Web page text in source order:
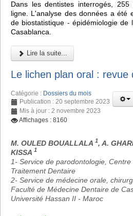
Dans les dentistes interrogés,
ligne. L'analyse des données a été
de biostatistique - épidémiologie de
Casablanca.
Lire la suite...
Le lichen plan oral : revue
Catégorie : Dossiers du mois
Publication : 20 septembre 2023
Mis à jour : 2 novembre 2023
Affichages : 8160
M. OULED BOUALLALA 1, A.
KISSA 1
1- Service de parodontologie,
Traitement Dentaire
2- Service de médecine orale,
Faculté de Médecine Dentaire de
Université Hassan II - Maroc